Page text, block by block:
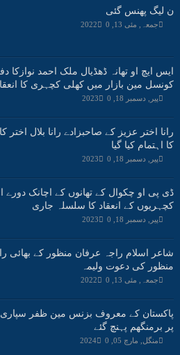
ن لیگ پھنس گئی
جمعہ, مئی 13, 2022 0
ایس ایچ او تھانہ ڈھڈیال ملک احمد نوازکا
کونسل مین بازار میں کھلی کچہری کا
پیر, دسمبر 18, 2023 0
رانا اختر عزیز کے صاحبزادے رانا بلال اختر
کا اہتمام کیا گیا
پیر, دسمبر 18, 2023 0
ڈی پی او چکوال کے تھانوں کے اچانک دورے
کچہریوں کے انعقاد کا سلسلہ جاری
پیر, دسمبر 18, 2023 0
شاعر اسلام راجہ عرفان منظور کے بھائی
منظور کی دعوت ولیمہ
جمعہ, مئی 13, 2022 0
پاکستان کے معروف بزنس مین ظفر سپاری
پر برمنگھم پہنچ گئے
منگل, مارچ 05, 2024 0